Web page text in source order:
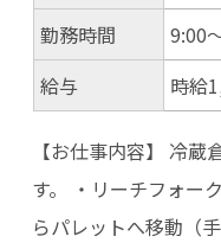
勤務時間
9:00
給与
時給
【お仕事内容】 冷
す。 ・リーチフォー
らパレットへ移動（